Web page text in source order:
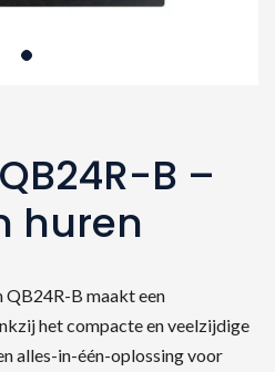
B –
huren
QB24R-B maakt een
het compacte en veelzijdige
alles-in-één-oplossing voor